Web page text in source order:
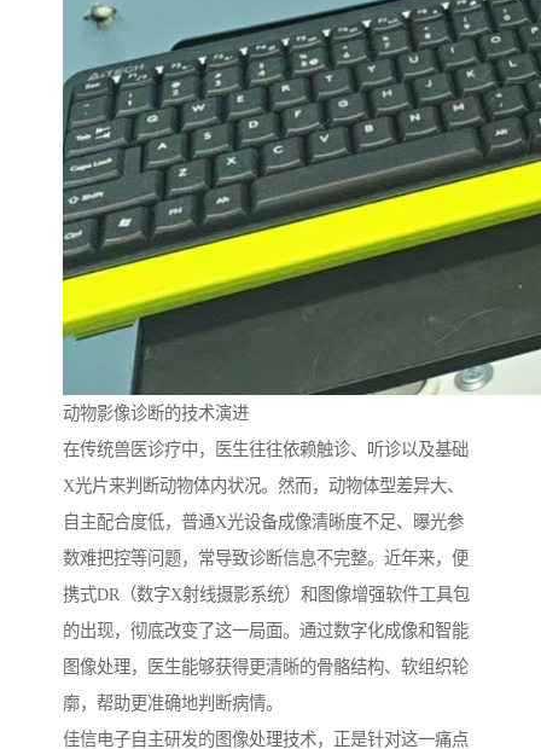
动物影像诊断的技术演进
在传统兽医诊疗中，医生往往依赖触诊、听诊以及基础
X光片来判断动物体内状况。然而，动物体型差异大、
自主配合度低，普通X光设备成像清晰度不足、曝光参
数难把控等问题，常导致诊断信息不完整。近年来，便
携式DR（数字X射线摄影系统）和图像增强软件工具包
的出现，彻底改变了这一局面。通过数字化成像和智能
图像处理，医生能够获得更清晰的骨骼结构、软组织轮
廓，帮助更准确地判断病情。
佳信电子自主研发的图像处理技术，正是针对这一痛点